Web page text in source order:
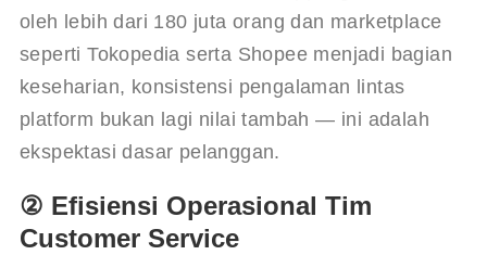
oleh lebih dari 180 juta orang dan marketplace
seperti Tokopedia serta Shopee menjadi bagian
keseharian, konsistensi pengalaman lintas
platform bukan lagi nilai tambah — ini adalah
ekspektasi dasar pelanggan.
② Efisiensi Operasional Tim
Customer Service